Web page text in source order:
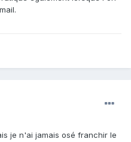
je n'ai jamais osé franchir le